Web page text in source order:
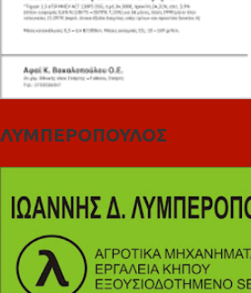
ΛΥΜΠΕΡΟΠΟΥΛΟΣ